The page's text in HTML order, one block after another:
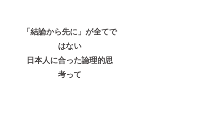
「結論から先に」が全てで
はない
日本人に合った論理的思
考って